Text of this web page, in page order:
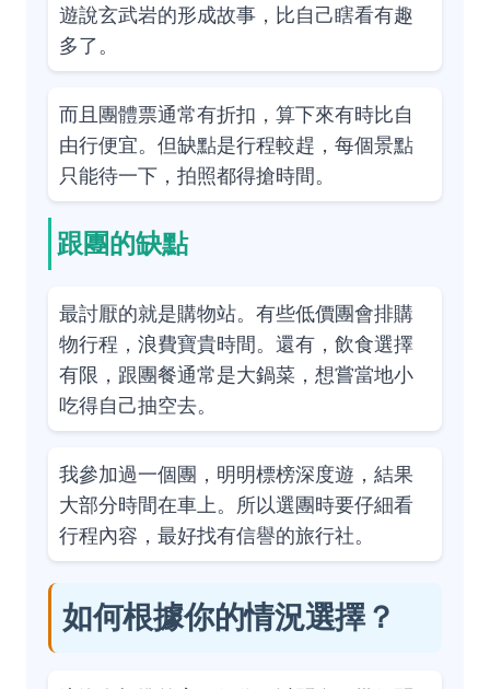
遊說玄武岩的形成故事，比自己瞎看有趣
多了。
而且團體票通常有折扣，算下來有時比自
由行便宜。但缺點是行程較趕，每個景點
只能待一下，拍照都得搶時間。
跟團的缺點
最討厭的就是購物站。有些低價團會排購
物行程，浪費寶貴時間。還有，飲食選擇
有限，跟團餐通常是大鍋菜，想嘗當地小
吃得自己抽空去。
我參加過一個團，明明標榜深度遊，結果
大部分時間在車上。所以選團時要仔細看
行程內容，最好找有信譽的旅行社。
如何根據你的情況選擇？